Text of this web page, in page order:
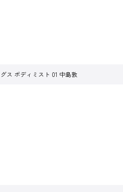
ス ボディミスト 01 中島敦